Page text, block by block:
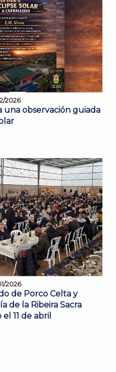
2026
una observación guiada
2026
de Porco Celta y
de la Ribeira Sacra
11 de abril